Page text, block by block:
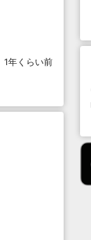
1年くらい前